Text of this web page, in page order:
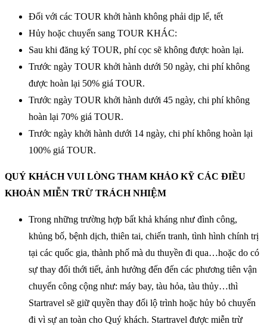
Đối với các TOUR khởi hành không phải dịp lể, tết
Hủy hoặc chuyển sang TOUR KHÁC:
Sau khi đăng ký TOUR, phí cọc sẽ không được hoàn lại.
Trước ngày TOUR khởi hành dưới 50 ngày, chi phí không
được hoàn lại 50% giá TOUR.
Trước ngày TOUR khởi hành dưới 45 ngày, chi phí không
hoàn lại 70% giá TOUR.
Trước ngày khởi hành dưới 14 ngày, chi phí không hoàn lại
100% giá TOUR.
QUÝ KHÁCH VUI LÒNG THAM KHẢO KỸ CÁC ĐIỀU
KHOẢN MIỄN TRỪ TRÁCH NHIỆM
Trong những trường hợp bất khả kháng như đình công,
khủng bố, bệnh dịch, thiên tai, chiến tranh, tình hình chính trị
tại các quốc gia, thành phố mà du thuyền đi qua…hoặc do có
sự thay đổi thới tiết, ảnh hưởng đến đến các phương tiên vận
chuyển công cộng như: máy bay, tàu hỏa, tàu thủy…thì
Startravel sẽ giữ quyền thay đổi lộ trình hoặc hủy bỏ chuyến
đi vì sự an toàn cho Quý khách. Startravel được miễn trừ